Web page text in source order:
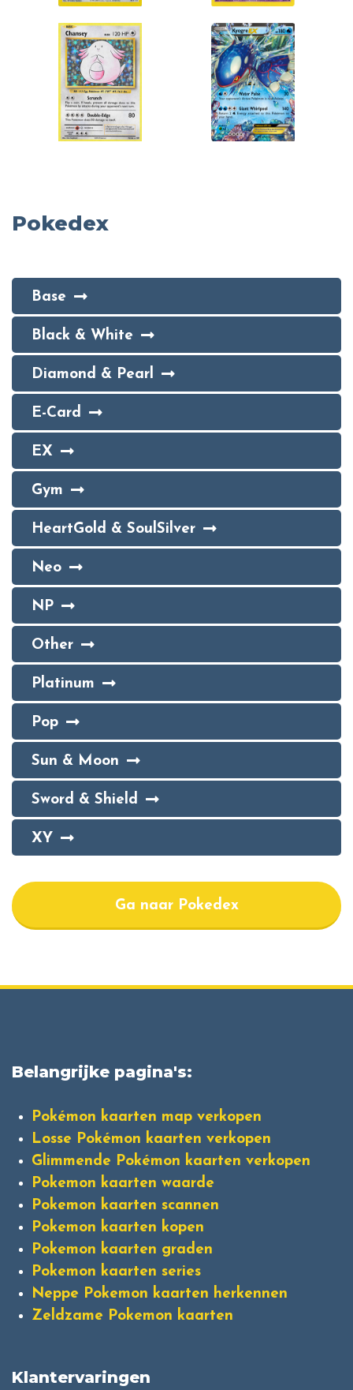
Pokedex
Base
Black & White
Diamond & Pearl
E-Card
EX
Gym
HeartGold & SoulSilver
Neo
NP
Other
Platinum
Pop
Sun & Moon
Sword & Shield
XY
Ga naar Pokedex
Belangrijke pagina's:
Pokémon kaarten map verkopen
Losse Pokémon kaarten verkopen
Glimmende Pokémon kaarten verkopen
Pokemon kaarten waarde
Pokemon kaarten scannen
Pokemon kaarten kopen
Pokemon kaarten graden
Pokemon kaarten series
Neppe Pokemon kaarten herkennen
Zeldzame Pokemon kaarten
Klantervaringen